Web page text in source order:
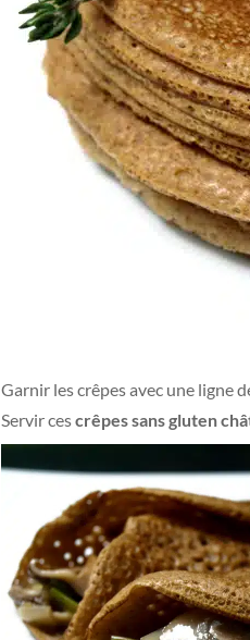
Garnir les crêpes avec une ligne
Servir cescrêpes sans gluten